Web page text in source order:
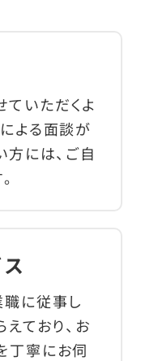
いただくよ
よる面談が
には、ご自
に従事し
ており、お
丁寧にお伺